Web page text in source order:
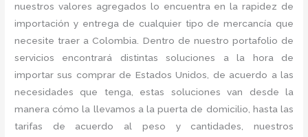
nuestros valores agregados lo encuentra en la rapidez de
importación y entrega de cualquier tipo de mercancía que
necesite traer a Colombia. Dentro de nuestro portafolio de
servicios encontrará distintas soluciones a la hora de
importar sus comprar de Estados Unidos, de acuerdo a las
necesidades que tenga, estas soluciones van desde la
manera cómo la llevamos a la puerta de domicilio, hasta las
tarifas de acuerdo al peso y cantidades, nuestros